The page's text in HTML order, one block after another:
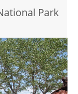
Park